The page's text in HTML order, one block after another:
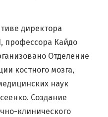
директора
профессора Кайдо
Отделение
костного мозга,
наук
Создание
клинического